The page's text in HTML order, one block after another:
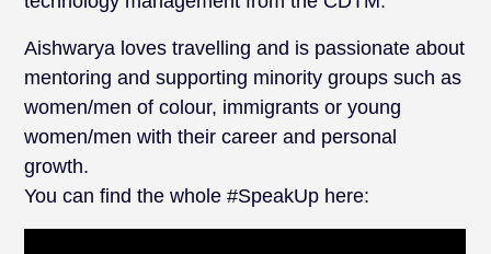
Aishwarya loves travelling and is passionate about
mentoring and supporting minority groups such as
women/men of colour, immigrants or young
women/men with their career and personal
growth.
You can find the whole #SpeakUp here: